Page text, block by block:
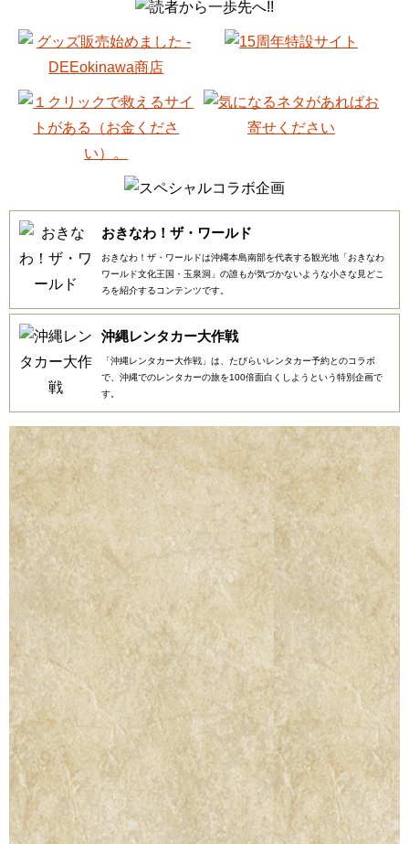
おきなわ！ザ・ワールド
おきなわ！ザ・ワールドは沖縄本島南部を代表する観光地「おきなわ
ワールド文化王国・玉泉洞」の誰もが気づかないような小さな見どこ
ろを紹介するコンテンツです。
沖縄レンタカー大作戦
「沖縄レンタカー大作戦」は、たびらいレンタカー予約とのコラボ
で、沖縄でのレンタカーの旅を100倍面白くしようという特別企画で
す。